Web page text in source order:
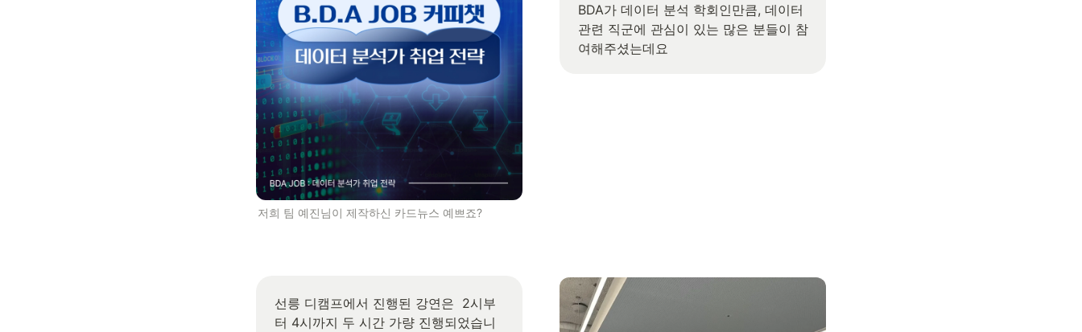
저희 팀 예진님이 제작하신 카드뉴스 예쁘죠?
BDA가 데이터 분석 학회인만큼, 데이터
관련 직군에 관심이 있는 많은 분들이 참
여해주셨는데요
선릉 디캠프에서 진행된 강연은  2시부
터 4시까지 두 시간 가량 진행되었습니